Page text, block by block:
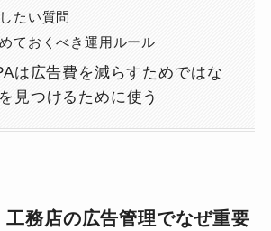
たい質問
ておくべき運用ルール
は広告費を減らすためではな
見つけるために使う
工務店の広告管理でなぜ重要